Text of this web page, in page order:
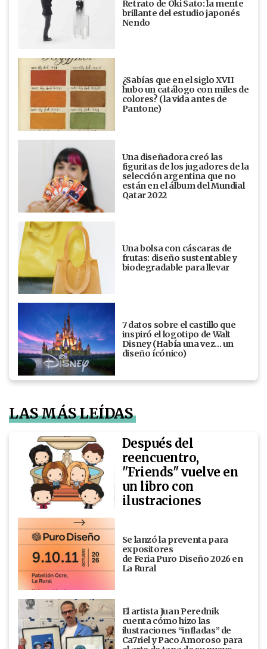
Retrato de Oki Sato: la mente
brillante del estudio japonés
Nendo
¿Sabías que en el siglo XVII
hubo un catálogo con miles de
colores? (la vida antes de
Pantone)
Una diseñadora creó las
figuritas de los jugadores de la
selección argentina que no
están en el álbum del Mundial
Qatar 2022
Una bolsa con cáscaras de
frutas: diseño sustentable y
biodegradable para llevar
7 datos sobre el castillo que
inspiró el logotipo de Walt
Disney (Había una vez... un
diseño ícónico)
LAS MÁS LEÍDAS
Después del
reencuentro,
"Friends" vuelve en
un libro con
ilustraciones
Se lanzó la preventa para
expositores
de Feria Puro Diseño 2026 en
La Rural
El artista Juan Perednik
cuenta cómo hizo las
ilustraciones “infladas” de
Ca7riel y Paco Amoroso para